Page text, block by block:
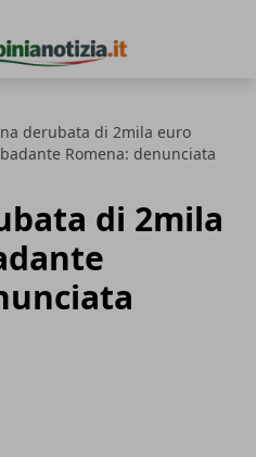
derubata di 2mila euro
Romena: denunciata
di 2mila